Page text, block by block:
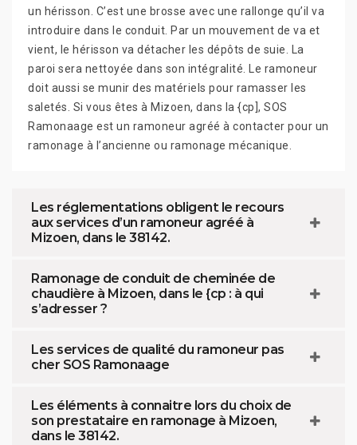
un hérisson. C’est une brosse avec une rallonge qu’il va
introduire dans le conduit. Par un mouvement de va et
vient, le hérisson va détacher les dépôts de suie. La
paroi sera nettoyée dans son intégralité. Le ramoneur
doit aussi se munir des matériels pour ramasser les
saletés. Si vous êtes à Mizoen, dans la {cp], SOS
Ramonaage est un ramoneur agréé à contacter pour un
ramonage à l’ancienne ou ramonage mécanique.
Les réglementations obligent le recours
aux services d’un ramoneur agréé à
Mizoen, dans le 38142.
Ramonage de conduit de cheminée de
chaudière à Mizoen, dans le {cp : à qui
s’adresser ?
Les services de qualité du ramoneur pas
cher SOS Ramonaage
Les éléments à connaitre lors du choix de
son prestataire en ramonage à Mizoen,
dans le 38142.